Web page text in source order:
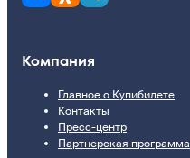
Компания
Главное о Купибилете
Контакты
Пресс-центр
Партнерская программа